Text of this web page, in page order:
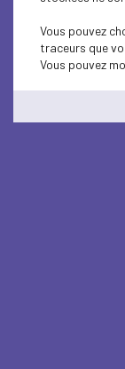
Vous pouvez
traceurs que
Vous pouvez